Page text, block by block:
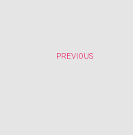
PREVIOUS